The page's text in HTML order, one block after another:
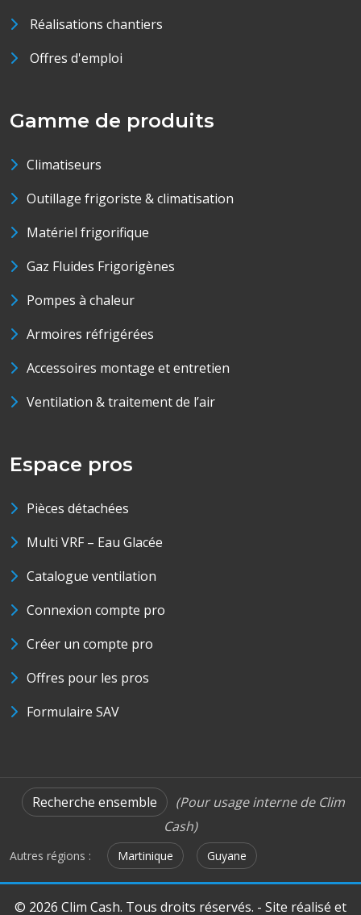
Réalisations chantiers
Offres d'emploi
Gamme de produits
Climatiseurs
Outillage frigoriste & climatisation
Matériel frigorifique
Gaz Fluides Frigorigènes
Pompes à chaleur
Armoires réfrigérées
Accessoires montage et entretien
Ventilation & traitement de l’air
Espace pros
Pièces détachées
Multi VRF – Eau Glacée
Catalogue ventilation
Connexion compte pro
Créer un compte pro
Offres pour les pros
Formulaire SAV
Recherche ensemble
(Pour usage interne de Clim
Cash)
Autres régions : Martinique Guyane
© 2026 Clim Cash. Tous droits réservés. - Site réalisé et